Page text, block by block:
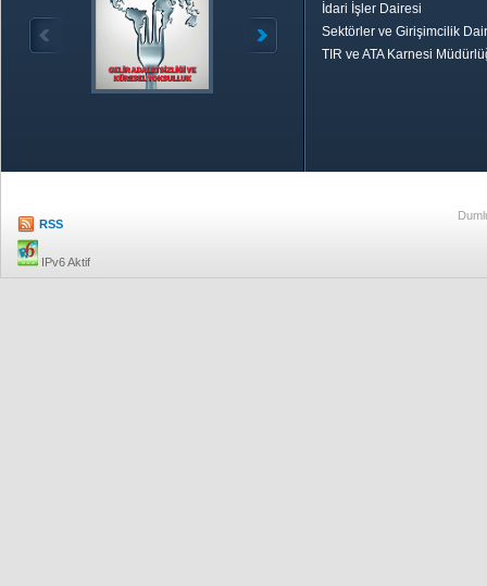
İdari İşler Dairesi
Sektörler ve Girişimcilik
TIR ve ATA Karnesi
RSS
IPv6 Aktif